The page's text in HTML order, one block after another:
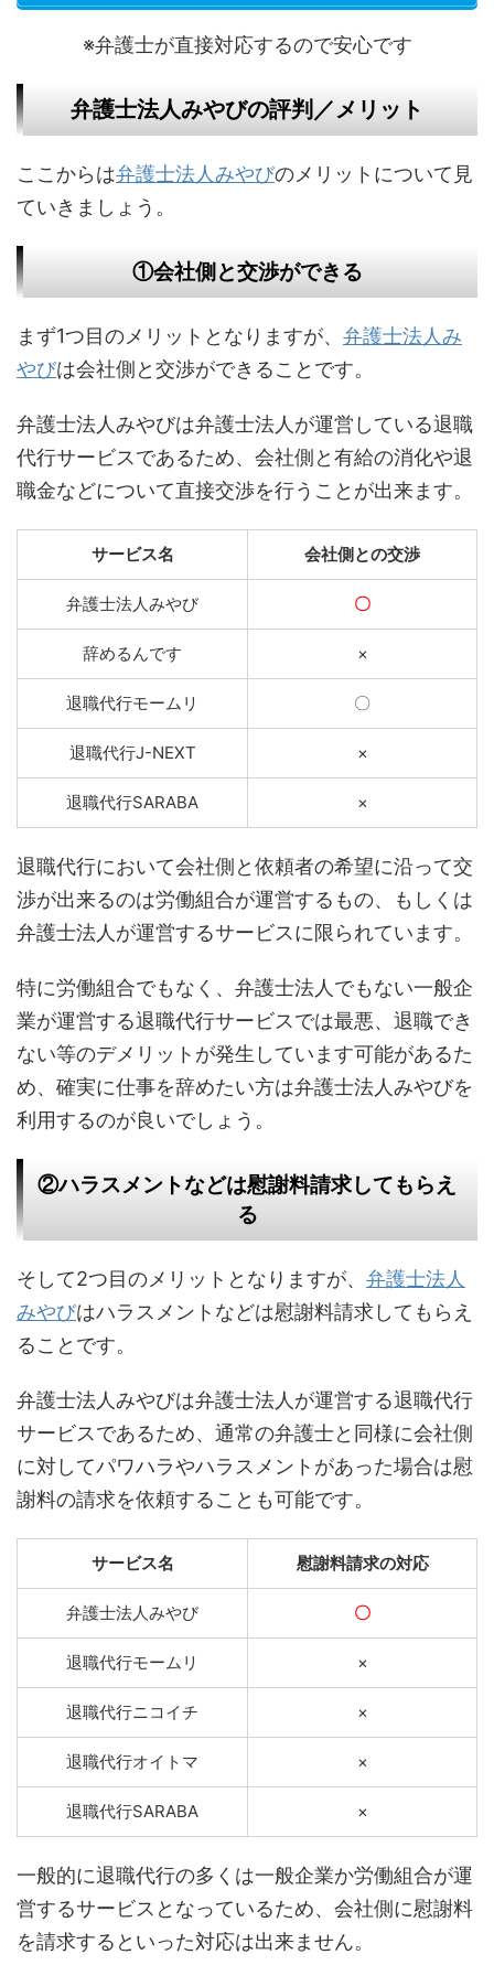
※弁護士が直接対応するので安心です
弁護士法人みやびの評判／メリット
ここからは弁護士法人みやびのメリットについて見
ていきましょう。
①会社側と交渉ができる
まず1つ目のメリットとなりますが、 弁護士法人み
やびは会社側と交渉ができることです。
弁護士法人みやびは弁護士法人が運営している退職
代行サービスであるため、会社側と有給の消化や退
職金などについて直接交渉を行うことが出来ます。
サービス名 会社側との交渉
弁護士法人みやび 〇
辞めるんです ×
退職代行モームリ 〇
退職代行J-NEXT ×
退職代行SARABA ×
退職代行において会社側と依頼者の希望に沿って交
渉が出来るのは労働組合が運営するもの、もしくは
弁護士法人が運営するサービスに限られています。
特に労働組合でもなく、弁護士法人でもない一般企
業が運営する退職代行サービスでは最悪、退職でき
ない等のデメリットが発生しています可能があるた
め、確実に仕事を辞めたい方は弁護士法人みやびを
利用するのが良いでしょう。
②ハラスメントなどは慰謝料請求してもらえ
る
そして2つ目のメリットとなりますが、 弁護士法人
みやびはハラスメントなどは慰謝料請求してもらえ
ることです。
弁護士法人みやびは弁護士法人が運営する退職代行
サービスであるため、通常の弁護士と同様に会社側
に対してパワハラやハラスメントがあった場合は慰
謝料の請求を依頼することも可能です。
サービス名 慰謝料請求の対応
弁護士法人みやび 〇
退職代行モームリ ×
退職代行ニコイチ ×
退職代行オイトマ ×
退職代行SARABA ×
一般的に退職代行の多くは一般企業か労働組合が運
営するサービスとなっているため、会社側に慰謝料
を請求するといった対応は出来ません。